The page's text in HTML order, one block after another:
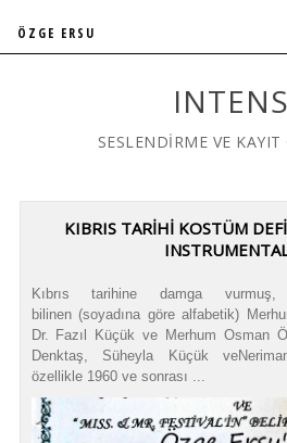
SESLENDİRME VE
KIBRIS TARİHİ KOSTÜM
Kıbrıs tarihine damga
bilinen (soyadına göre alfabetik)
Dr. Fazıl Küçük ve Merhum Osman
Denktaş, Süheyla Küçük
özellikle 1960 ve sonrası ...
ÖZGE ERSU